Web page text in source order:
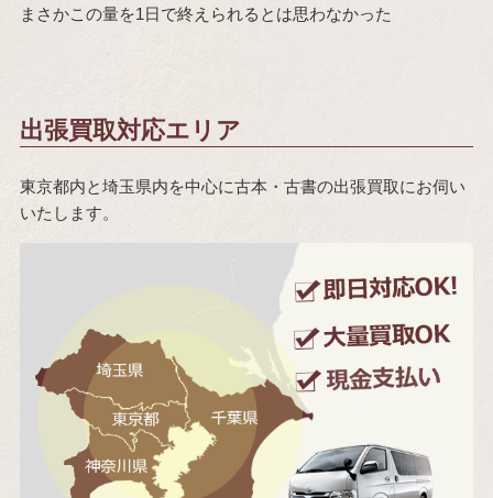
まさかこの量を1日で終えられるとは思わなかった
出張買取対応エリア
東京都内と埼玉県内を中心に古本・古書の出張買取にお伺い
いたします。